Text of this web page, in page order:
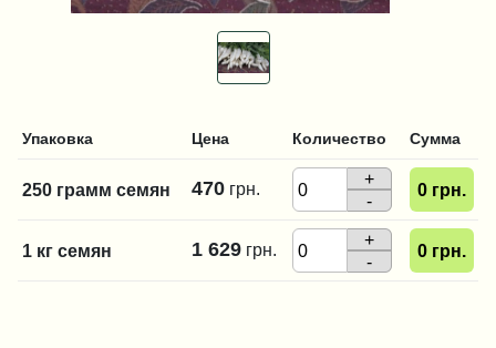
Упаковка Цена Количество Сумма
250 грамм семян 470 грн.
+
-
0 грн.
1 кг семян 1 629 грн.
+
-
0 грн.